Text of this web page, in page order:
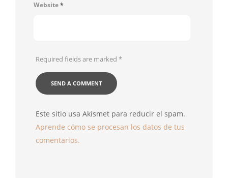
Website*
Required fields are marked *
Este sitio usa Akismet para reducir el spam.
Aprende cómo se procesan los datos de tus
comentarios.